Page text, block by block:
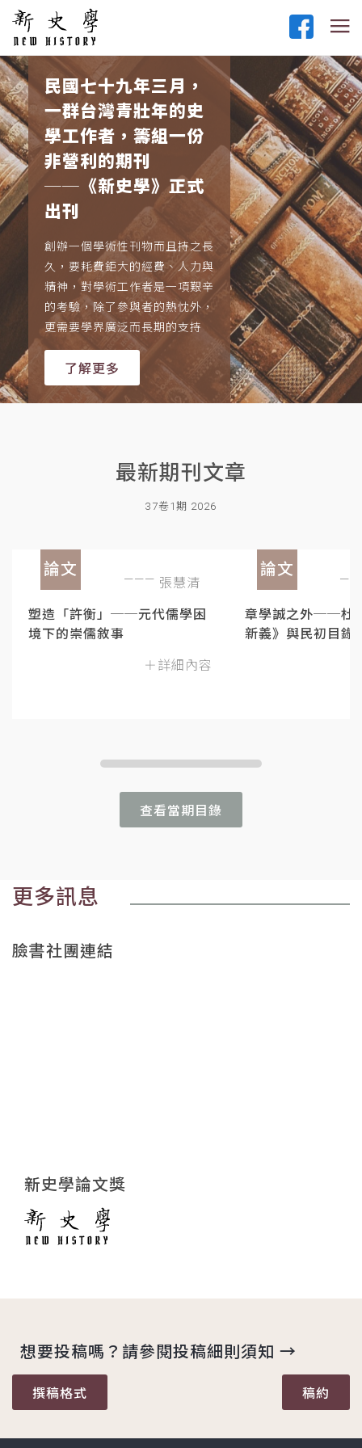
民國七十九年三月，
一群台灣青壯年的史
學工作者，籌組一份
非營利的期刊
──《新史學》正式
出刊
創辦一個學術性刊物而且持之長
久，要耗費鉅大的經費、人力與
精神，對學術工作者是一項艱辛
的考驗，除了參與者的熱忱外，
更需要學界廣泛而長期的支持
了解更多
最新期刊文章
37卷1期 2026
論文
張慧清
塑造「許衡」──元代儒學困
境下的崇儒敘事
＋詳細內容
論文
章學誠之外──杜
新義》與民初目錄
查看當期目錄
更多訊息
臉書社團連結
新史學論文獎
想要投稿嗎？請參閱投稿細則須知 →
撰稿格式 稿約